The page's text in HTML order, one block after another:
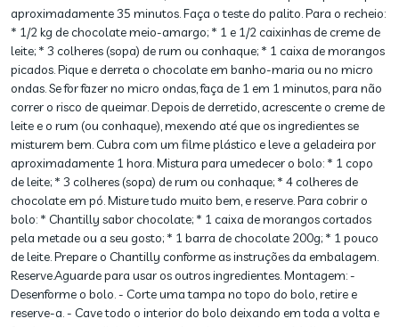
aproximadamente 35 minutos. Faça o teste do palito. Para o recheio:
* 1/2 kg de chocolate meio-amargo; * 1 e 1/2 caixinhas de creme de
leite; * 3 colheres (sopa) de rum ou conhaque; * 1 caixa de morangos
picados. Pique e derreta o chocolate em banho-maria ou no micro
ondas. Se for fazer no micro ondas, faça de 1 em 1 minutos, para não
correr o risco de queimar. Depois de derretido, acrescente o creme de
leite e o rum (ou conhaque), mexendo até que os ingredientes se
misturem bem. Cubra com um filme plástico e leve a geladeira por
aproximadamente 1 hora. Mistura para umedecer o bolo: * 1 copo
de leite; * 3 colheres (sopa) de rum ou conhaque; * 4 colheres de
chocolate em pó. Misture tudo muito bem, e reserve. Para cobrir o
bolo: * Chantilly sabor chocolate; * 1 caixa de morangos cortados
pela metade ou a seu gosto; * 1 barra de chocolate 200g; * 1 pouco
de leite. Prepare o Chantilly conforme as instruções da embalagem.
Reserve.Aguarde para usar os outros ingredientes. Montagem: -
Desenforme o bolo. - Corte uma tampa no topo do bolo, retire e
reserve-a. - Cave todo o interior do bolo deixando em toda a volta e